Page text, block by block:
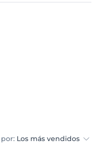
Los más vendidos